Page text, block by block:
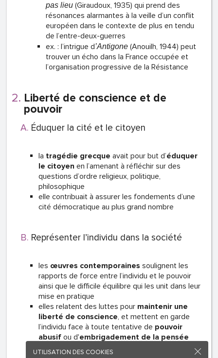
pas lieu (Giraudoux, 1935) qui prend des
résonances alarmantes à la veille d’un conflit
européen dans le contexte de plus en tendu
de l’entre-deux-guerres
ex. : l’intrigue d’Antigone (Anouilh, 1944) peut
trouver un écho dans la France occupée et
l’organisation progressive de la Résistance
Liberté de conscience et de
pouvoir
Éduquer la cité et le citoyen
la tragédie grecque avait pour but d’éduquer
le citoyen en l’amenant à réfléchir sur des
questions d’ordre religieux, politique,
philosophique
elle contribuait à assurer les fondements d’une
cité démocratique au plus grand nombre
Représenter l’individu dans la société
les œuvres contemporaines soulignent les
rapports de force entre l’individu et le pouvoir
ainsi que le difficile équilibre qui les unit dans leur
mise en pratique
elles relatent des luttes pour maintenir une
liberté de conscience, et mettent en garde
l’individu face à toute tentative de pouvoir
abusif ou d'embrigadement de la pensée
UTILISATION DES COOKIES